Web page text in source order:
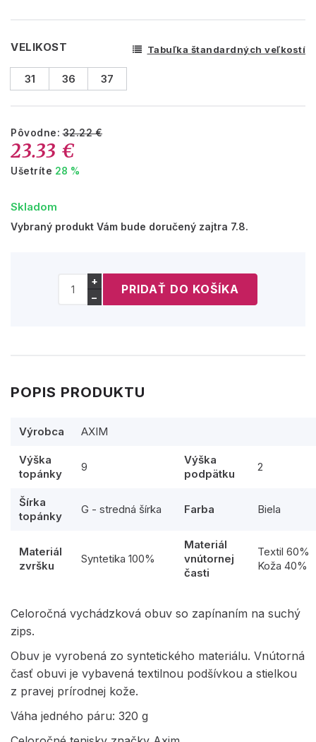
VELIKOST Tabuľka štandardných veľkostí
31 36 37
Pôvodne:32.22 €
23.33 €
Ušetríte 28 %
Skladom
Vybraný produkt Vám bude doručený zajtra 7.8.
+
−
POPIS PRODUKTU
Výrobca AXIM
Výška
topánky
9
Výška
podpätku
2
Šírka
topánky
G - stredná šírka Farba Biela
Materiál
zvršku
Syntetika 100%
Materiál
vnútornej
časti
Textil 60%
Koža 40%
Celoročná vychádzková obuv so zapínaním na suchý
zips.
Obuv je vyrobená zo syntetického materiálu. Vnútorná
časť obuvi je vybavená textilnou podšívkou a stielkou
z pravej prírodnej kože.
Váha jedného páru: 320 g